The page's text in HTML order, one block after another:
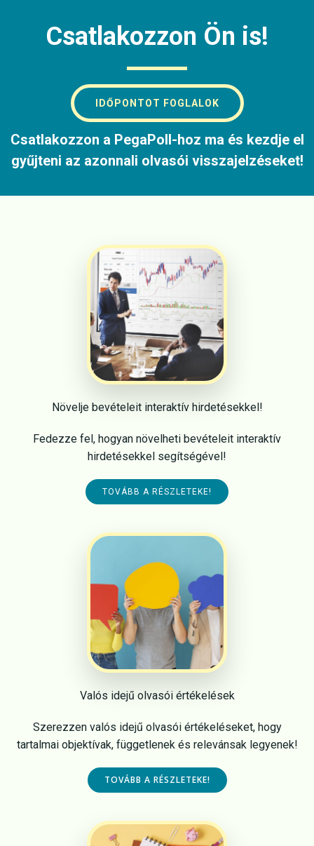
Csatlakozzon Ön is!
IDŐPONTOT FOGLALOK
Csatlakozzon a PegaPoll-hoz ma és kezdje el
gyűjteni az azonnali olvasói visszajelzéseket!
Növelje bevételeit interaktív hirdetésekkel!
Fedezze fel, hogyan növelheti bevételeit interaktív
hirdetésekkel segítségével!
TOVÁBB A RÉSZLETEKE!
Valós idejű olvasói értékelések
Szerezzen valós idejű olvasói értékeléseket, hogy
tartalmai objektívak, függetlenek és relevánsak legyenek!
TOVÁBB A RÉSZLETEKE!